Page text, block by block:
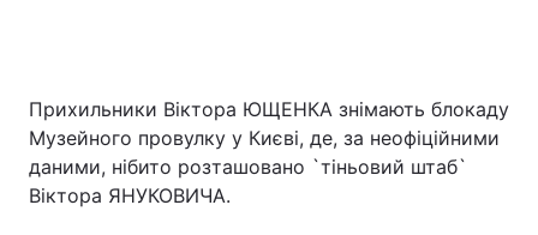
Прихильники Віктора ЮЩЕНКА знімають блокаду
Музейного провулку у Києві, де, за неофіційними
даними, нібито розташовано `тіньовий штаб`
Віктора ЯНУКОВИЧА.